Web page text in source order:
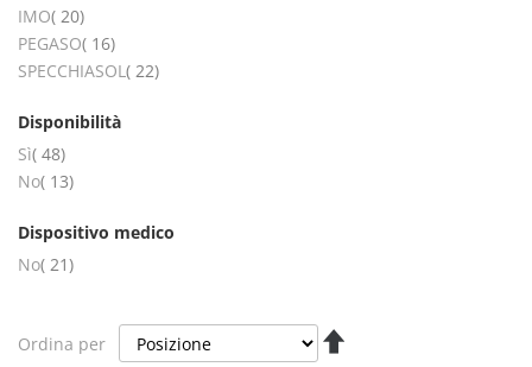
Ordina per
IMO 20elementi
PEGASO 16elementi
SPECCHIASOL 22elementi
Disponibilità
Sì 48elementi
No 13elementi
Dispositivo medico
No 21elementi